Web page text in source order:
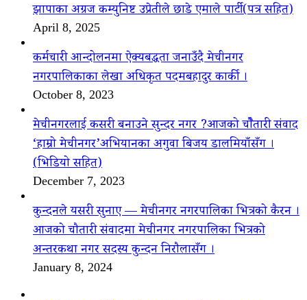
झापाका अग्रज कम्युनिष्ट उप्रेतीले छाडे एमाले पार्टी(पत्र सहित)
April 8, 2025
कर्मचारी आन्दोलनमा ऐक्यबद्धता जनाउँदै मेचीनगर
नगरपालिकाका लेखा अधिकृत पदमबहादुर कार्की ।
October 8, 2023
मेचीनगरलाई कसरी बनाउने सुन्दर नगर ?आजको चौैतारी संवाद
‘हाम्रो मेचीनगर’अभियानका अगुवा बिजय डालमियाँसँग ।
(भिडियो सहित)
December 7, 2023
कुन्दनले यसरी सुनाए — मेचीनगर नगरपालिका भित्रको कैरन ।
आजको चौतारी संवादमा मेचीनगर नगरपालिका भित्रको
अन्तरकथा नगर सदस्य कुन्दन निरौलासँग ।
January 8, 2024